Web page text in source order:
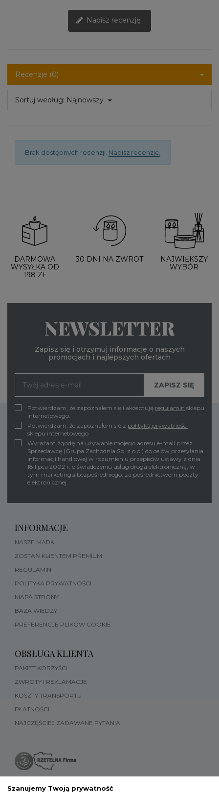
Napisz recenzję
Recenzje (0)
Sortuj według: Najnowszy
Brak dostępnych recenzji. Napisz recenzję.
DARMOWA
WYSYŁKA OD
198 ZŁ
30 DNI NA ZWROT
NAJWIĘKSZY
WYBÓR
NEWSLETTER
Zapisz się i otrzymuj informacje o naszych
promocjach i najlepszych ofertach
Potwierdzam, że zapoznałem się i akceptuję regulamin sklepu
internetowego.
Potwierdzam, że zapoznałem się z polityką prywatności
sklepu internetowego
Wyrażam zgodę na używanie mojego adresu e-mail przez
Sprzedawcę (Grupa Zachodnia Sp. z o.o.) do celów przesyłania
informacji handlowej w rozumieniu przepisów ustawy z dnia
18 lipca 2002 r. o świadczeniu usług drogą elektroniczną, w
tym marketingu bezpośredniego, za pośrednictwem poczty
elektronicznej.
INFORMACJE
NASZE MARKI
ZOSTAŃ KLIENTEM PREMIUM
REGULAMIN
POLITYKA PRYWATNOŚCI
MAPA STRONY
BAZA WIEDZY
PREFERENCJE PLIKÓW COOKIE
OBSŁUGA KLIENTA
PAKIET KORZYŚCI
ZWROTY I REKLAMACJE
KOSZTY TRANSPORTU
PŁATNOŚCI
NAJCZĘŚCIEJ ZADAWANE PYTANIA
Szanujemy Twoją prywatność